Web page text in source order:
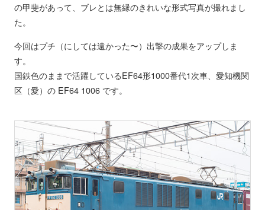
の甲斐があって、ブレとは無縁のきれいな形式写真が撮れまし
た。
今回はプチ（にしては遠かった〜）出撃の成果をアップしま
す。
国鉄色のままで活躍しているEF64形1000番代1次車、愛知機関
区（愛）の EF64 1006 です。